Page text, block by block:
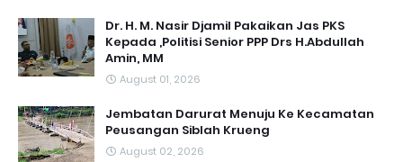
Dr. H. M. Nasir Djamil Pakaikan Jas PKS
Kepada ,Politisi Senior PPP Drs H.Abdullah
Amin, MM
August 01, 2026
Jembatan Darurat Menuju Ke Kecamatan
Peusangan Siblah Krueng
August 02, 2026